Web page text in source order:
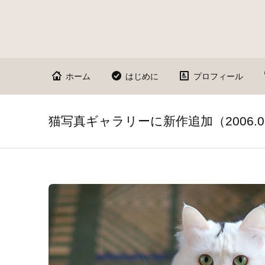
ホーム はじめに プロフィール
猫写真ギャラリーに新作追加（